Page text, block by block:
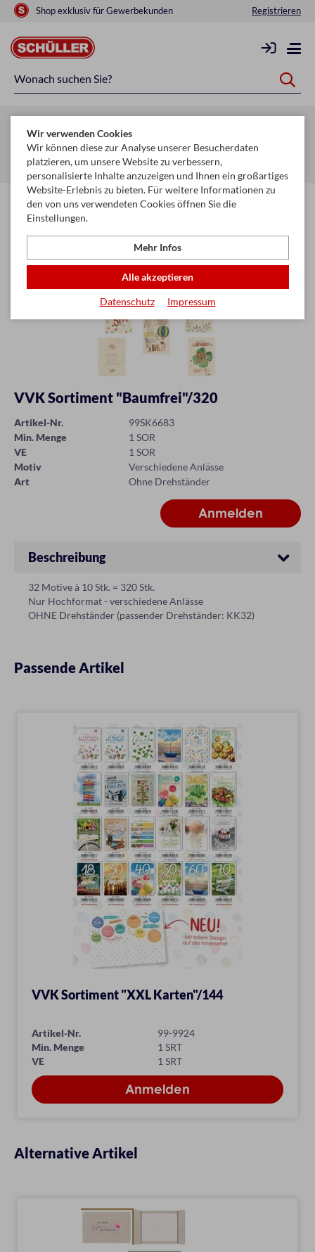
Shop exklusiv für Gewerbekunden Registrieren
Startseite
Glückwunschkarten & Papeterie
Karten, Sortimente & Boxen
Ganze Ständerkonzepte
VVK Sortiment "Baumfrei"/320
Artikel-Nr.
99SK6683
Min. Menge
1 SOR
VE
1 SOR
Motiv
Verschiedene Anlässe
Art
Ohne Drehständer
Beschreibung
32 Motive à 10 Stk. = 320 Stk.
Nur Hochformat - verschiedene Anlässe
OHNE Drehständer (passender Drehständer: KK32)
Passende Artikel
VVK Sortiment "XXL Karten"/144
Artikel-Nr.
99-9924
Min. Menge
1 SRT
VE
1 SRT
Alternative Artikel
Wir verwenden Cookies
Wir können diese zur Analyse unserer Besucherdaten
platzieren, um unsere Website zu verbessern,
personalisierte Inhalte anzuzeigen und Ihnen ein großartiges
Website-Erlebnis zu bieten. Für weitere Informationen zu
den von uns verwendeten Cookies öffnen Sie die
Einstellungen.
Mehr Infos
Alle akzeptieren
Datenschutz Impressum